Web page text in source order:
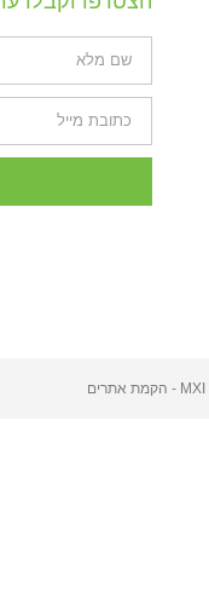
הקמת אתרים